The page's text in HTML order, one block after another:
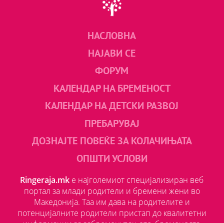
НАСЛОВНА
НАЈАВИ СЕ
ФОРУМ
КАЛЕНДАР НА БРЕМЕНОСТ
КАЛЕНДАР НА ДЕТСКИ РАЗВОЈ
ПРЕБАРУВАЈ
ДОЗНАЈТЕ ПОВЕЌЕ ЗА КОЛАЧИЊАТА
ОПШТИ УСЛОВИ
Ringeraja.mk е најголемиот специјализиран веб
портал за млади родители и бремени жени во
Македонија. Таа им дава на родителите и
потенцијалните родители пристап до квалитетни